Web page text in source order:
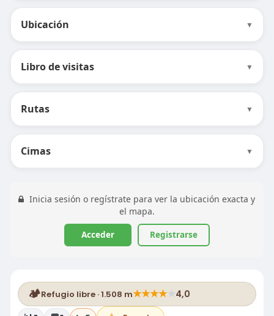
Ubicación ▼
Libro de visitas ▼
Rutas ▼
Cimas ▼
Inicia sesión o regístrate para ver la ubicación exacta y
el mapa.
Acceder Registrarse
🏕️Refugio libre · 1.508 m★★★★★4,0